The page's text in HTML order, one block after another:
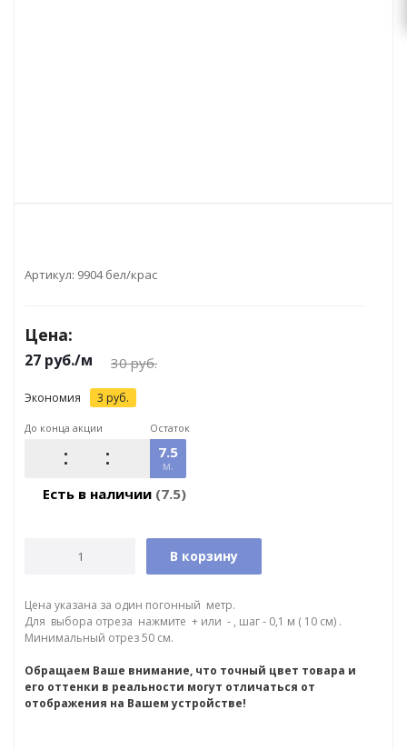
Артикул: 9904 бел/крас
Цена:
27 руб./м 30руб.
Экономия 3 руб.
До конца акции Остаток
7.5
м.
Есть в наличии (7.5)
В корзину
Цена указана за один погонный метр.
Для выбора отреза нажмите + или - , шаг - 0,1 м ( 10 см) .
Минимальный отрез 50 см.
Обращаем Ваше внимание, что точный цвет товара и
его оттенки в реальности могут отличаться от
отображения на Вашем устройстве!